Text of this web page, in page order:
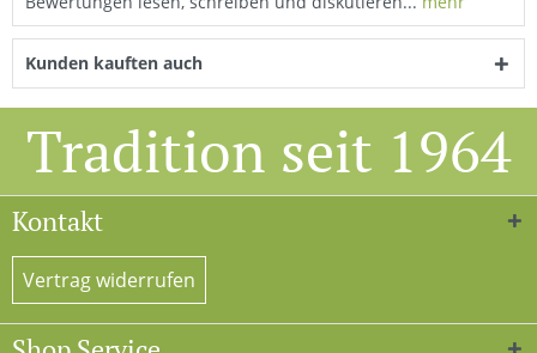
Kunden kauften auch
Tradition seit 1964
Kontakt
Vertrag widerrufen